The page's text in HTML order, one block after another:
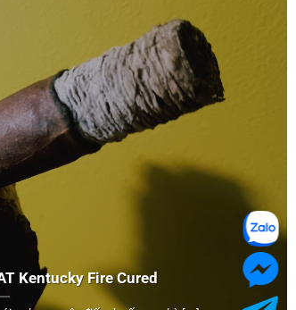
Kentucky Fire Cured